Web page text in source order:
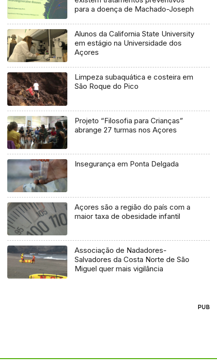
para a doença de Machado-Joseph
Alunos da California State University
em estágio na Universidade dos
Açores
Limpeza subaquática e costeira em
São Roque do Pico
Projeto “Filosofia para Crianças”
abrange 27 turmas nos Açores
Insegurança em Ponta Delgada
Açores são a região do país com a
maior taxa de obesidade infantil
Associação de Nadadores-
Salvadores da Costa Norte de São
Miguel quer mais vigilância
PUB